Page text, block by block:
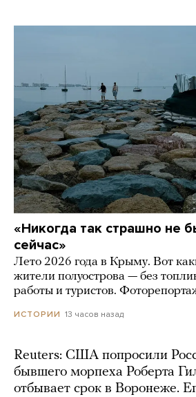
«Никогда так страшно не
сейчас»
Лето 2026 года в Крыму. Вот
жители полуострова — без
работы и туристов.
ИСТОРИИ 13 часов назад
Reuters: США попросили
бывшего морпеха Роберта
отбывает срок в Воронеже.